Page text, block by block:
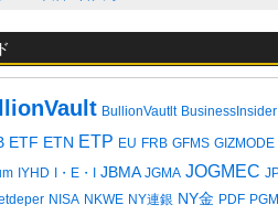
BullionVautlt BusinessInsider
ETF ETN ETP EU FRB GFMS GIZMODE
IYHD I・E・I JBMA JGMA JOGMEC
NISA NKWE NY連銀 NY金 PDF PGM